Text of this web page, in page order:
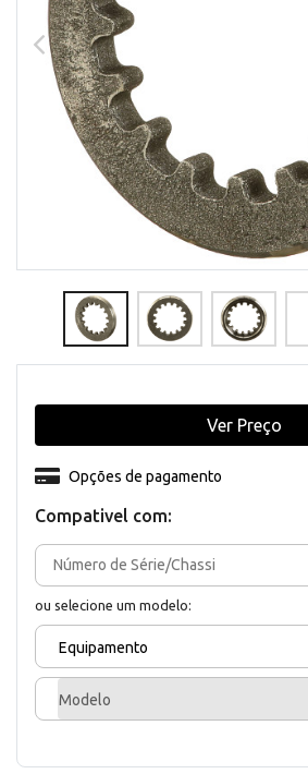
Compativel com:
ou selecione um modelo:
Equipamento
Modelo
Opções de pagamento
Ver Preço